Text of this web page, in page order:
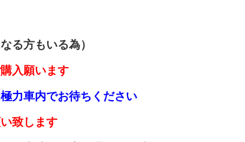
る方もいる為）
入願います
力車内でお待ちください
致します